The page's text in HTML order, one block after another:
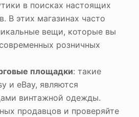
в поисках настоящих
В этих магазинах часто
вещи, которые вы
розничных
площадки: такие
и eBay, являются
винтажной одежды.
продавцов и проверяйте